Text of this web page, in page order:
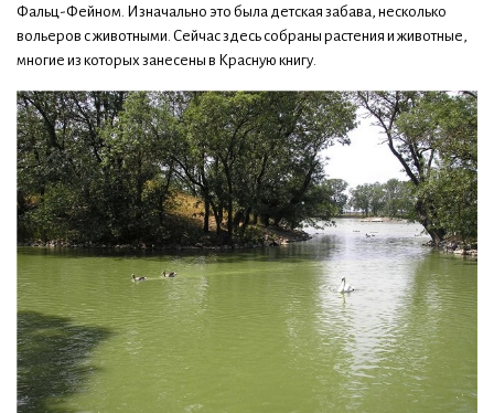
Фальц-Фейном. Изначально это была детская забава, несколько
вольеров с животными. Сейчас здесь собраны растения и животные,
многие из которых занесены в Красную книгу.